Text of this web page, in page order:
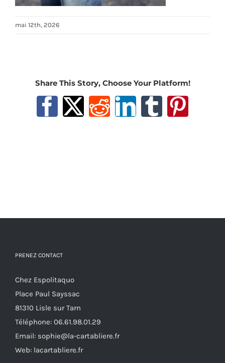
mai 12th, 2026
Share This Story, Choose Your Platform!
Facebook
X RedditLinkedIn
Tumblr
PRENEZ CONTACT
Chez Espolitaquo
Place Paul Sayssac
81310 Lisle sur Tarn
Téléphone: 06.61.98.01.29
Email: sophie@la-cartabliere.fr
Web: lacartabliere.fr